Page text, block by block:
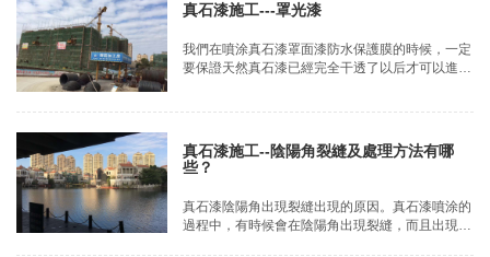
真石漆施工---罩光漆
我們在噴涂真石漆罩面漆防水保護膜的時候，一定
要保證天然真石漆已經完全干透了以后才可以進
真石漆施工--陰陽角裂縫及處理方法有哪
些？
真石漆陰陽角出現裂縫出現的原因。真石漆噴涂的
過程中，有時候會在陰陽角出現裂縫，而且出現的